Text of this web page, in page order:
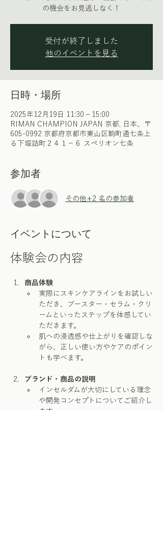
の機会をお見逃しなく！
受付が終了しました
他のイベントを見る
日時・場所
2025年12月19日 11:30 – 15:00
RIMAN CHAMPION JAPAN 京都, 日本、〒
605-0992 京都府京都市東山区鞘町通七条上
る下堀詰町２４１−６ スペリオン七条
参加者
その他+2 名の参加者
イベントについて
体験会の内容
商品体験
実際にスキンケアラインをお試しい
ただき、ブースター・セラム・クリ
ームといったステップを体感してい
ただきます。
肌への浸透感や仕上がりを確認しな
がら、正しい使い方やケアのポイン
トも学べます。
ブランド・商品の説明
インセルダムが大切にしている理念
や開発コンセプトについてご紹介し
ます。